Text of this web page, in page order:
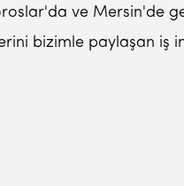
ve Mersin'de
bizimle paylaşan iş